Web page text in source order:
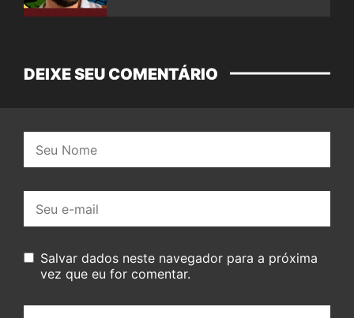
DEIXE SEU COMENTÁRIO
mail:
Salvar dados neste navegador para a próxima
vez que eu for comentar.